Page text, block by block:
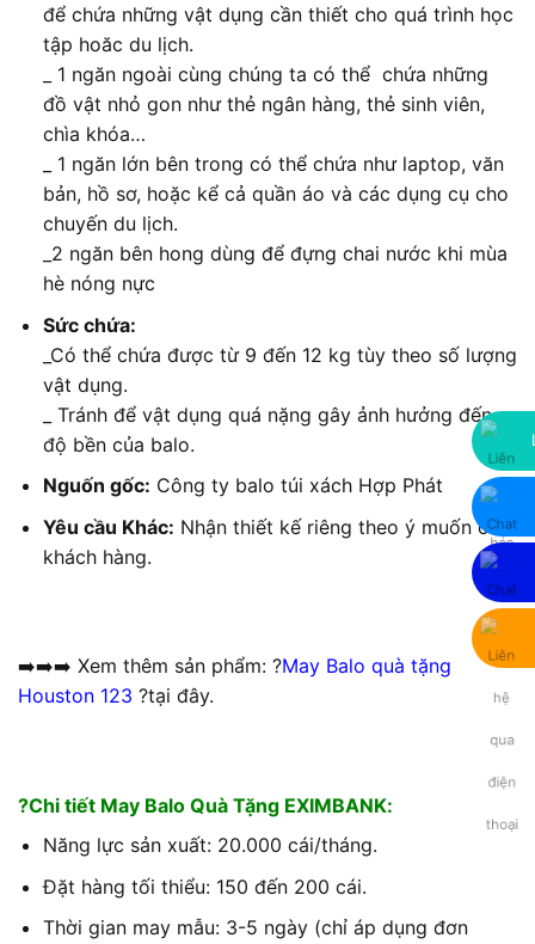
để chứa những vật dụng cần thiết cho quá trình học
tập hoăc du lịch.
_ 1 ngăn ngoài cùng chúng ta có thể chứa những
đồ vật nhỏ gon như thẻ ngân hàng, thẻ sinh viên,
chìa khóa…
_ 1 ngăn lớn bên trong có thể chứa như laptop, văn
bản, hồ sơ, hoặc kể cả quần áo và các dụng cụ cho
chuyến du lịch.
_2 ngăn bên hong dùng để đựng chai nước khi mùa
hè nóng nực
Sức chứa:
_Có thể chứa được từ 9 đến 12 kg tùy theo số lượng
vật dụng.
_ Tránh để vật dụng quá nặng gây ảnh hưởng đến
độ bền của balo.
Nguốn gốc: Công ty balo túi xách Hợp Phát
Yêu cầu Khác: Nhận thiết kế riêng theo ý muốn của
khách hàng.
➡️➡️➡️ Xem thêm sản phẩm: ?May Balo quà tặng
Houston 123 ?tại đây.
?Chi tiết May Balo Quà Tặng EXIMBANK:
Năng lực sản xuất: 20.000 cái/tháng.
Đặt hàng tối thiểu: 150 đến 200 cái.
Thời gian may mẫu: 3-5 ngày (chỉ áp dụng đơn